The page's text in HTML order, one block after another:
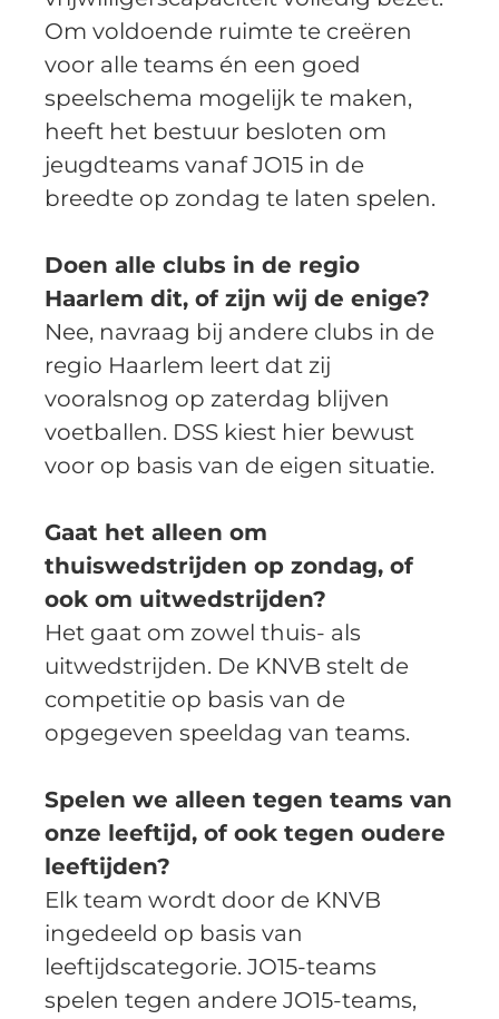
Om voldoende ruimte te creëren
voor alle teams én een goed
speelschema mogelijk te maken,
heeft het bestuur besloten om
jeugdteams vanaf JO15 in de
breedte op zondag te laten spelen.
Doen alle clubs in de regio
Haarlem dit, of zijn wij de enige?
Nee, navraag bij andere clubs in de
regio Haarlem leert dat zij
vooralsnog op zaterdag blijven
voetballen. DSS kiest hier bewust
voor op basis van de eigen situatie.
Gaat het alleen om
thuiswedstrijden op zondag, of
ook om uitwedstrijden?
Het gaat om zowel thuis- als
uitwedstrijden. De KNVB stelt de
competitie op basis van de
opgegeven speeldag van teams.
Spelen we alleen tegen teams van
onze leeftijd, of ook tegen oudere
leeftijden?
Elk team wordt door de KNVB
ingedeeld op basis van
leeftijdscategorie. JO15-teams
spelen tegen andere JO15-teams,